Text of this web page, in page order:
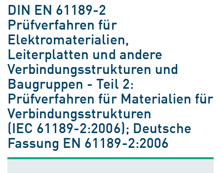
DIN EN 61189-2
Prüfverfahren für
Elektromaterialien,
Leiterplatten und andere
Verbindungsstrukturen und
Baugruppen - Teil 2:
Prüfverfahren für Materialien für
Verbindungsstrukturen
(IEC 61189-2:2006); Deutsche
Fassung EN 61189-2:2006